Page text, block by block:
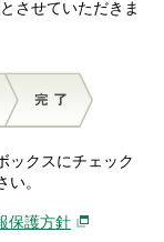
させていただきま
ックスにチェック
。
保護方針